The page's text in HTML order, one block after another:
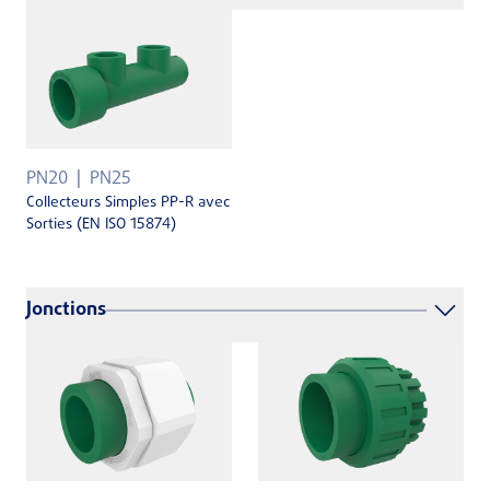
PN20 PN25
Collecteurs Simples PP-R avec
Sorties (EN ISO 15874)
Jonctions